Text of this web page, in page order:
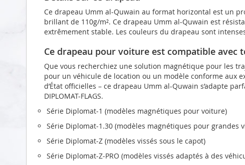
Ce drapeau Umm al-Quwain au format horizontal est un
brillant de 110g/m². Ce drapeau Umm al-Quwain est
extrêmement stable. Les couleurs du drapeau sont
Ce drapeau pour voiture est compatible avec
Que vous recherchiez une solution magnétique pour les
pour un véhicule de location ou un modèle conforme aux
d’État officielles – ce drapeau Umm al-Quwain s’adapte
DIPLOMAT-FLAGS.
Série Diplomat‑1 (modèles magnétiques pour voiture)
Série Diplomat‑1.30 (modèles magnétiques pour grandes
Série Diplomat‑Z (modèles vissés sous le capot)
Série Diplomat‑Z‑PRO (modèles vissés adaptés à des